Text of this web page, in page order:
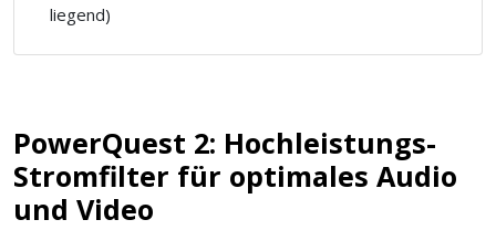
liegend)
PowerQuest 2: Hochleistungs-
Stromfilter für optimales Audio
und Video